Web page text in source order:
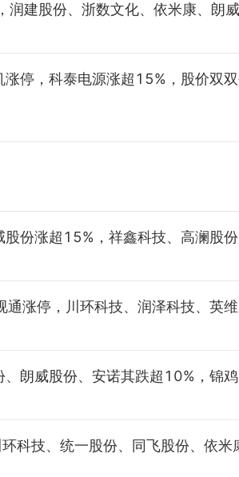
建股份、浙数文化、依米康、朗
停，科泰电源涨超15%，股价双
份涨超15%，祥鑫科技、高澜股
涨停，川环科技、润泽科技、英
朗威股份、安诺其跌超10%，锦
科技、统一股份、同飞股份、依米